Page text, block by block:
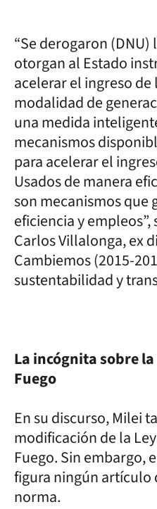
“Se derogaron
otorgan al Estado
acelerar el ingreso
modalidad de
una medida
mecanismos
para acelerar el
Usados de manera
son mecanismos que
eficiencia y empleos”,
Carlos Villalonga, ex
Cambiemos (2015-
sustentabilidad y
La incógnita sobre
Fuego
En su discurso, Milei
modificación de la
Fuego. Sin embargo,
figura ningún artículo
norma.